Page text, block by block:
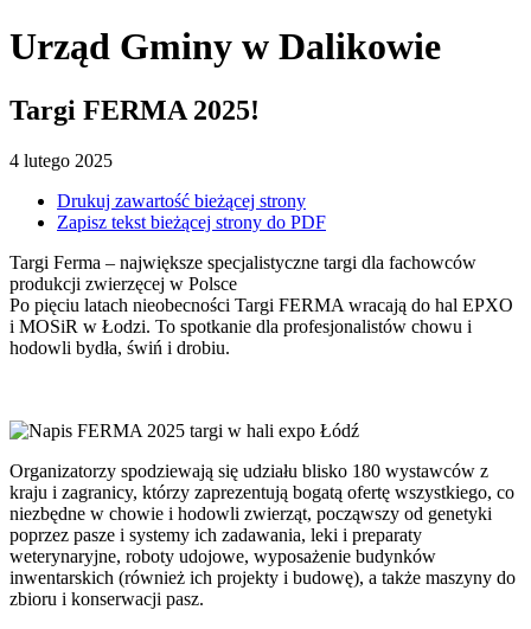
Urząd Gminy w Dalikowie
Targi FERMA 2025!
4 lutego 2025
Drukuj zawartość bieżącej strony
Zapisz tekst bieżącej strony do PDF
Targi Ferma – największe specjalistyczne targi dla fachowców
produkcji zwierzęcej w Polsce
Po pięciu latach nieobecności Targi FERMA wracają do hal EPXO
i MOSiR w Łodzi. To spotkanie dla profesjonalistów chowu i
hodowli bydła, świń i drobiu.
Organizatorzy spodziewają się udziału blisko 180 wystawców z
kraju i zagranicy, którzy zaprezentują bogatą ofertę wszystkiego, co
niezbędne w chowie i hodowli zwierząt, począwszy od genetyki
poprzez pasze i systemy ich zadawania, leki i preparaty
weterynaryjne, roboty udojowe, wyposażenie budynków
inwentarskich (również ich projekty i budowę), a także maszyny do
zbioru i konserwacji pasz.